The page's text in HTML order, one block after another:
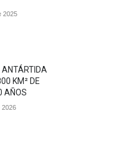
2025
ANTÁRTIDA
KM² DE
AÑOS
2026